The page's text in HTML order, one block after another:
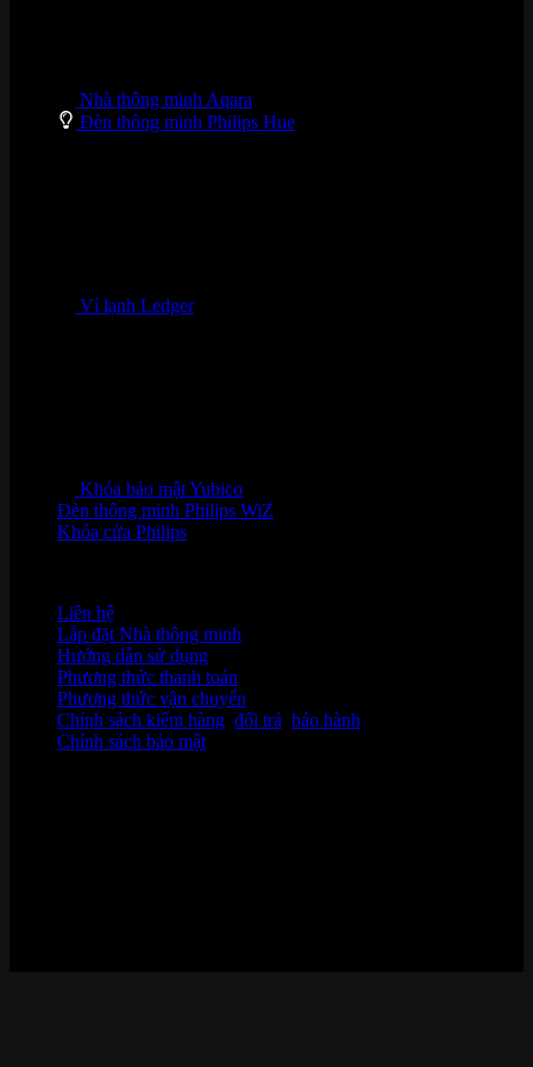
Nhà thông minh Aqara
Đèn thông minh Philips Hue
Ví lạnh Ledger
Khóa bảo mật Yubico
Đèn thông minh Philips WiZ
Khóa cửa Philips
Liên hệ
Lắp đặt Nhà thông minh
Hướng dẫn sử dụng
Phương thức thanh toán
Phương thức vận chuyển
Chính sách kiểm hàng đổi trả bảo hành
Chính sách bảo mật